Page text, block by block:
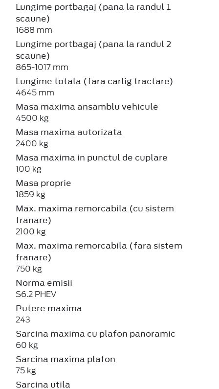
Lungime portbagaj (pana la randul 1
scaune)
1688 mm
Lungime portbagaj (pana la randul 2
scaune)
865-1017 mm
Lungime totala (fara carlig tractare)
4645 mm
Masa maxima ansamblu vehicule
4500 kg
Masa maxima autorizata
2400 kg
Masa maxima in punctul de cuplare
100 kg
Masa proprie
1859 kg
Max. maxima remorcabila (cu sistem
franare)
2100 kg
Max. maxima remorcabila (fara sistem
franare)
750 kg
Norma emisii
S6.2 PHEV
Putere maxima
243
Sarcina maxima cu plafon panoramic
60 kg
Sarcina maxima plafon
75 kg
Sarcina utila